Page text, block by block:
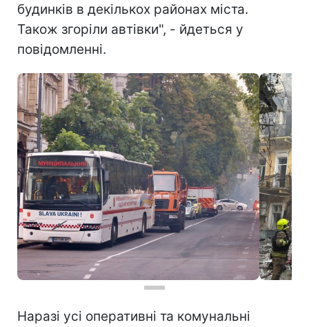
будинків в декількох районах міста.
Також згоріли автівки", - йдеться у
повідомленні.
Наразі усі оперативні та комунальні